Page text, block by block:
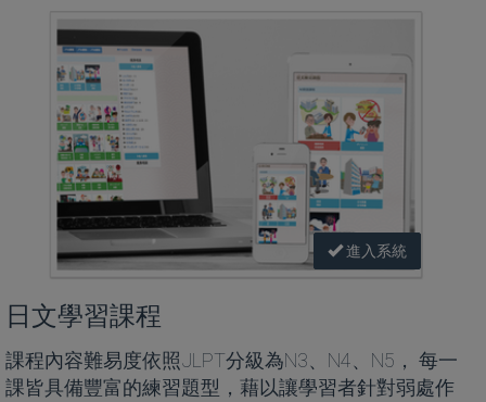
進入系統
日文學習課程
課程內容難易度依照JLPT分級為N3、N4、N5， 每一
課皆具備豐富的練習題型，藉以讓學習者針對弱處作